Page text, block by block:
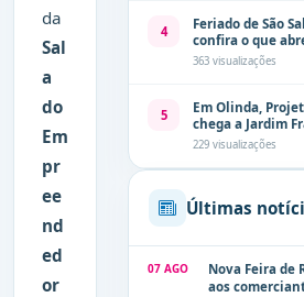
da
Sal
a
do
Em
pr
ee
nd
ed
or
4
Feriado de São
confira o que
363 visualizações
5
Em Olinda,
chega a Jardim
229 visualizações
Últimas
07 AGO
Nova Feira de
aos